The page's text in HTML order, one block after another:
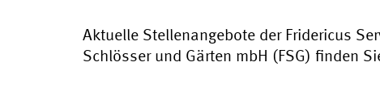
Aktuelle Stellenangebote der Fridericus
Schlösser und Gärten mbH (FSG) finden